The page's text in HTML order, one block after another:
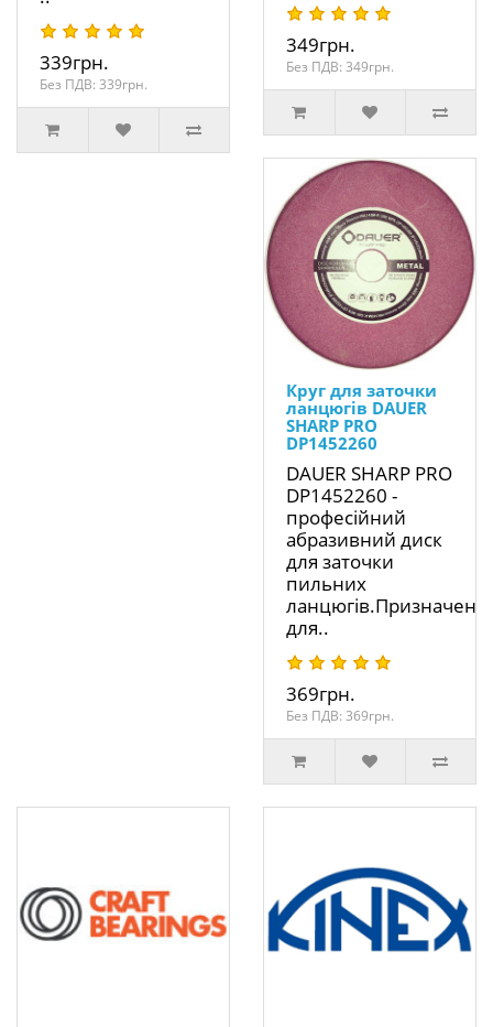
339грн.
Без ПДВ: 339грн.
349грн.
Без ПДВ: 349грн.
Круг для заточки
ланцюгів DAUER
SHARP PRO
DP1452260
DAUER SHARP PRO
DP1452260 -
професійний
абразивний диск
для заточки
пильних
для..
369грн.
Без ПДВ: 369грн.